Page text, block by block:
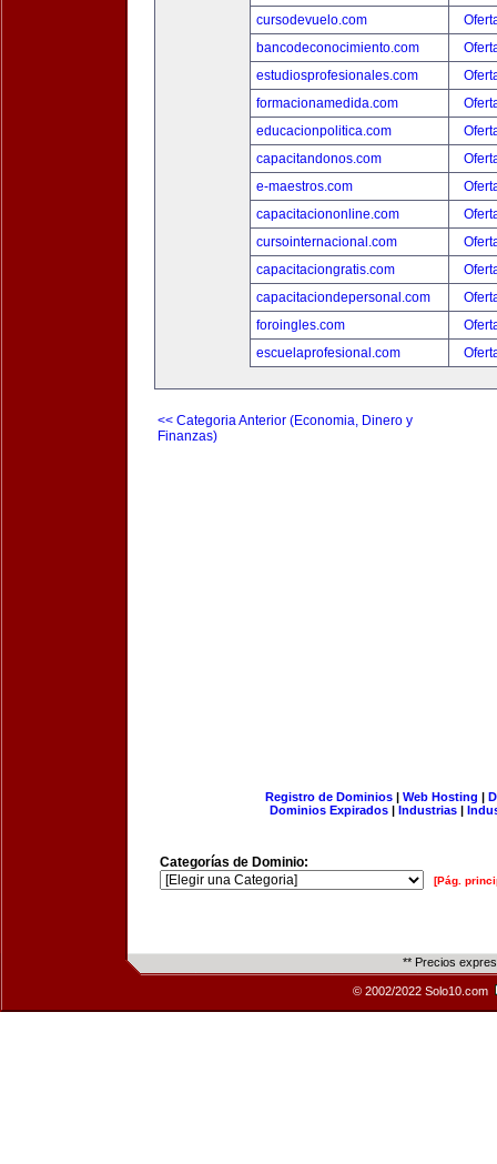
cursodevuelo.com
bancodeconocimiento.com
estudiosprofesionales.com
formacionamedida.com
educacionpolitica.com
capacitandonos.com
e-maestros.com
capacitaciononline.com
cursointernacional.com
capacitaciongratis.com
capacitaciondepersonal.com
foroingles.com
escuelaprofesional.com
<< Categoria Anterior (Economia, Dinero y
Finanzas)
Registro de Dominios| Web Hosting |
Dominios Expirados | Industrias |
Categorías de Dominio:
[Pág.
** Precios
© 2002/2022 Solo10.com